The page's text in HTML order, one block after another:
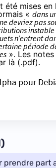
été mises en
« dans
devriez pas
instable
n’entrent
période
». Les
là (.pdf).
pour
prendre part